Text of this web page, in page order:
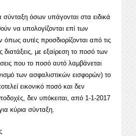
σύνταξη όσων υπάγονται στα ειδικά
να υπολογίζονται επί των
αυτές προσδιορίζονται από τις
διατάξεις, με εξαίρεση το ποσό των
που το ποσό αυτό λαμβάνεται
των ασφαλιστικών εισφορών) το
εικονικό ποσό και δεν
δεν υπόκειται, από 1-1-2017
κύρια σύνταξη.